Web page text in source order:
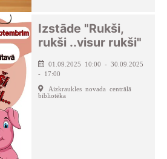
Izstāde "Rukši,
rukši ..visur rukši"
01.09.2025 10:00 - 30.09.2025
- 17:00
Aizkraukles novada centrālā
bibliotēka